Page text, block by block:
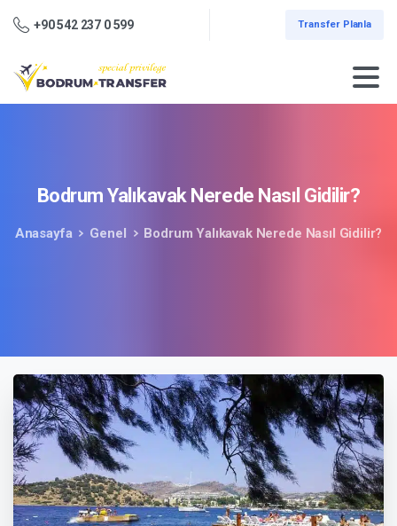
+90 542 237 0 599 Transfer Planla
Bodrum Yalıkavak Nerede Nasıl Gidilir?
Anasayfa Genel Bodrum Yalıkavak Nerede Nasıl Gidilir?